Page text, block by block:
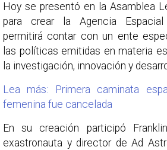
Hoy se presentó en la Asamblea
para crear la Agencia Espacial
permitirá contar con un ente
las políticas emitidas en materia
la investigación, innovación y
Lea más: Primera caminata
femenina fue cancelada
En su creación participó
exastronauta y director de Ad